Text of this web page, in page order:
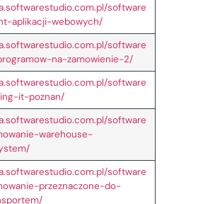
software
aplikacji-webowych/
software
na-zamowienie-2/
software
it-poznan/
software
warehouse-
software
przeznaczone-do-